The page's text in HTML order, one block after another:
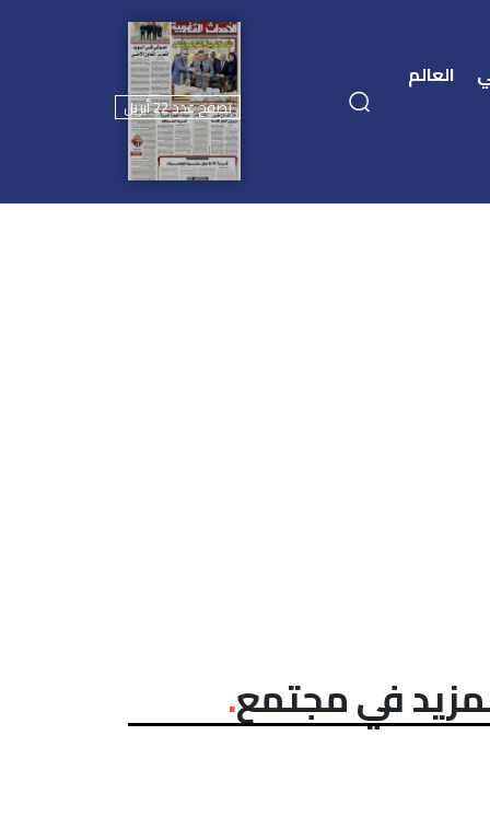
العالم
تصفح عدد 22 أبريل
في مجتمع